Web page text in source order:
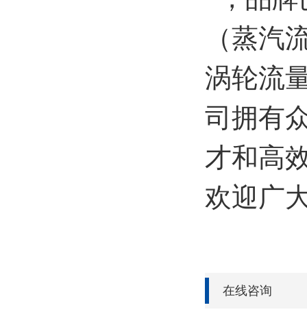
（蒸汽
涡轮流
司拥有
才和高
欢迎广
在线咨询